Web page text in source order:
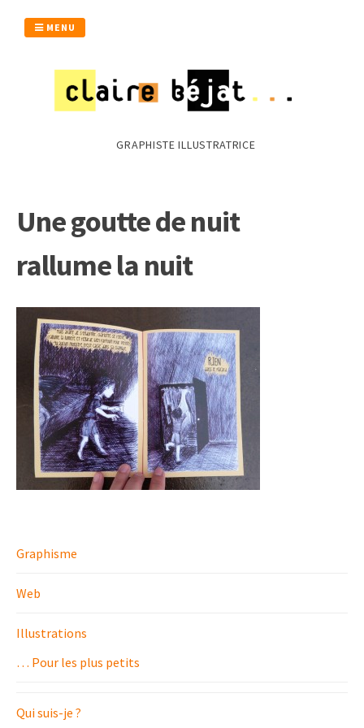
GRAPHISTE ILLUSTRATRICE
MENU
Une goutte de nuit
rallume la nuit
Graphisme
Web
Illustrations
… Pour les plus petits
Qui suis-je ?